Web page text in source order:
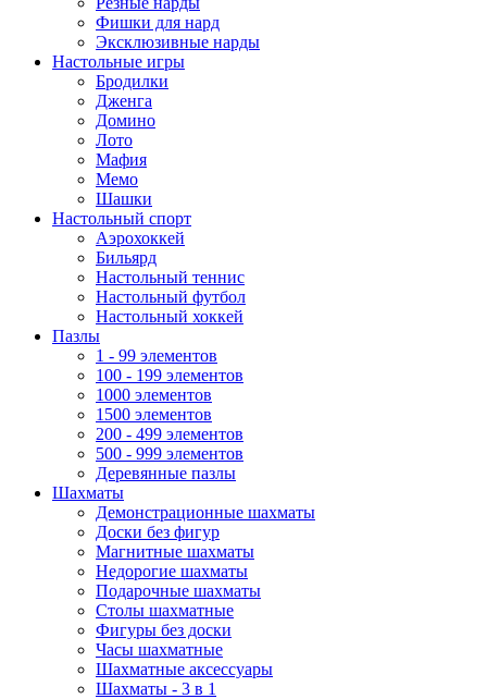
Фишки для нард
Эксклюзивные нарды
Настольные игры
Бродилки
Дженга
Домино
Лото
Мафия
Мемо
Шашки
Настольный спорт
Аэрохоккей
Бильярд
Настольный теннис
Настольный футбол
Настольный хоккей
Пазлы
1 - 99 элементов
100 - 199 элементов
1000 элементов
1500 элементов
200 - 499 элементов
500 - 999 элементов
Деревянные пазлы
Шахматы
Демонстрационные шахматы
Доски без фигур
Магнитные шахматы
Недорогие шахматы
Подарочные шахматы
Столы шахматные
Фигуры без доски
Часы шахматные
Шахматные аксессуары
Шахматы - 3 в 1